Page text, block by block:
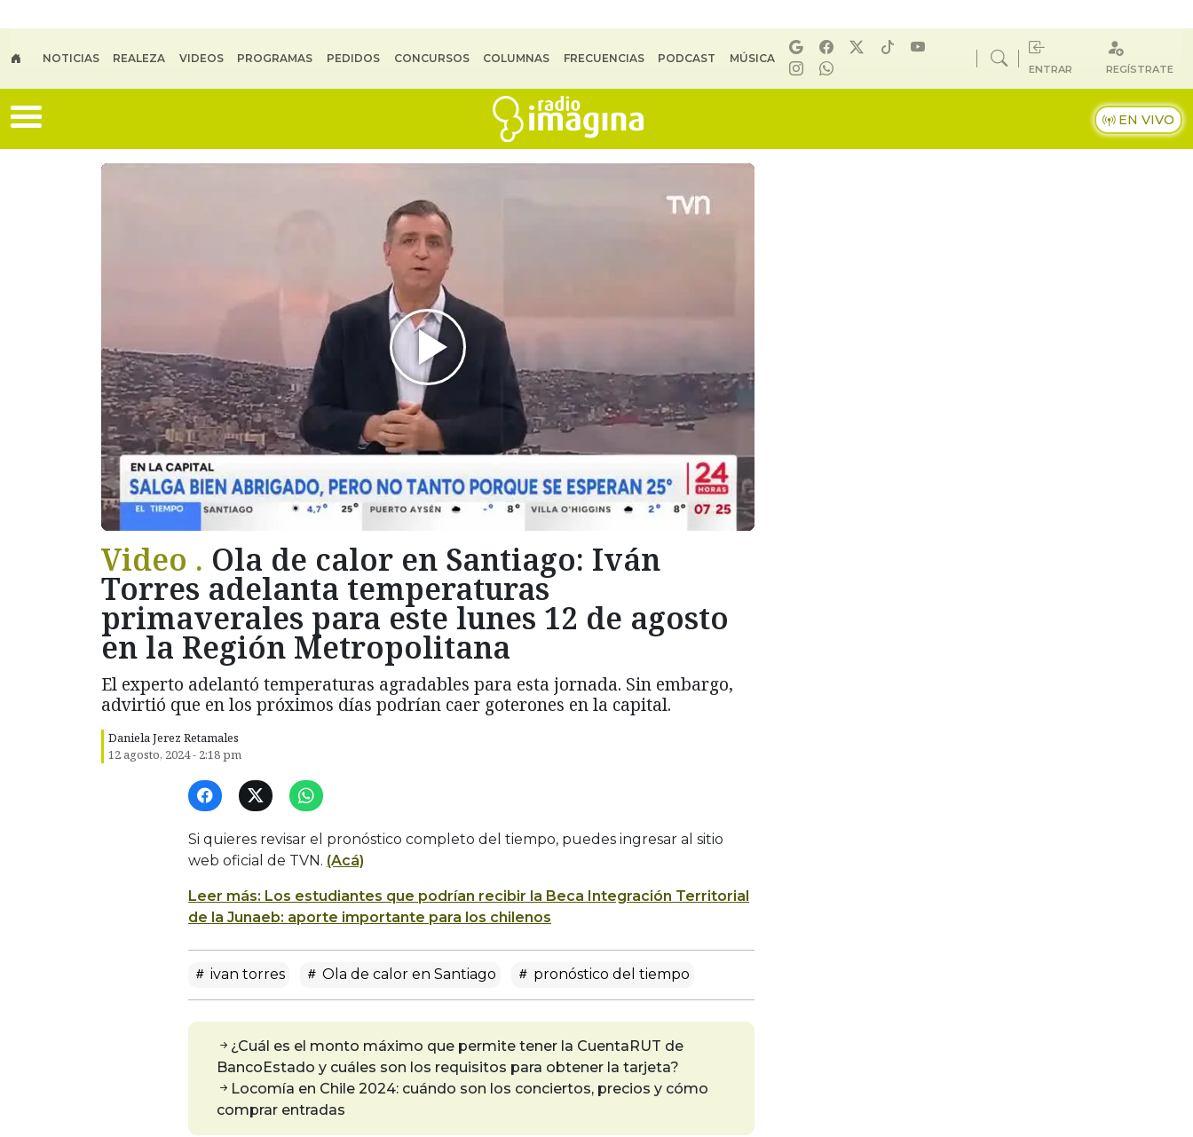
NOTICIAS REALEZA VIDEOS PROGRAMAS PEDIDOS CONCURSOS COLUMNAS FRECUENCIAS PODCAST MÚSICA
ENTRAR REGÍSTRATE
EN VIVO
Video . Ola de calor en Santiago: Iván
Torres adelanta temperaturas
primaverales para este lunes 12 de agosto
en la Región Metropolitana
El experto adelantó temperaturas agradables para esta jornada. Sin embargo,
advirtió que en los próximos días podrían caer goterones en la capital.
Daniela Jerez Retamales
12 agosto, 2024 - 2:18 pm
Si quieres revisar el pronóstico completo del tiempo, puedes ingresar al sitio
web oficial de TVN. (Acá)
Leer más: Los estudiantes que podrían recibir la Beca Integración Territorial
de la Junaeb: aporte importante para los chilenos
ivan torres Ola de calor en Santiago pronóstico del tiempo
¿Cuál es el monto máximo que permite tener la CuentaRUT de
BancoEstado y cuáles son los requisitos para obtener la tarjeta?
Locomía en Chile 2024: cuándo son los conciertos, precios y cómo
comprar entradas